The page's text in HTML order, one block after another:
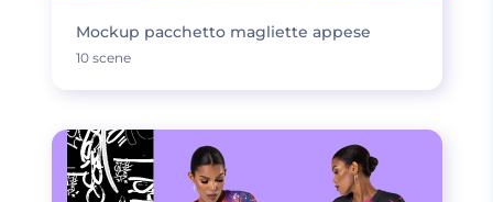
Mockup pacchetto magliette appese
10 scene